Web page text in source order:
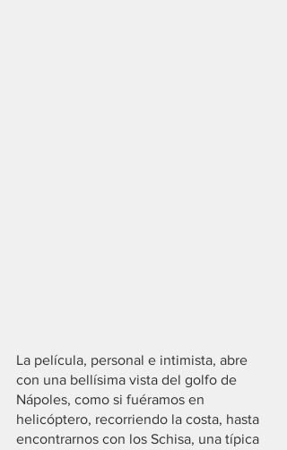
La película, personal e intimista, abre
con una bellísima vista del golfo de
Nápoles, como si fuéramos en
helicóptero, recorriendo la costa, hasta
encontrarnos con los Schisa, una típica